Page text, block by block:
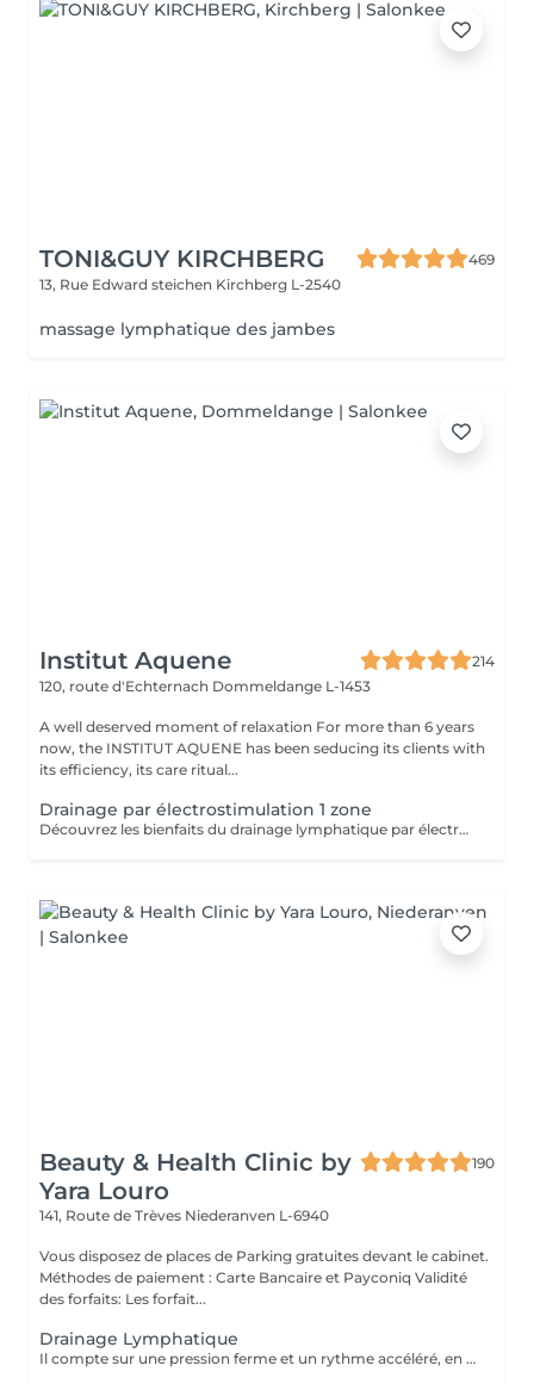
TONI&GUY KIRCHBERG
469
13, Rue Edward steichen Kirchberg L-2540
massage lymphatique des jambes
Institut Aquene
214
120, route d'Echternach Dommeldange L-1453
A well deserved moment of relaxation For more than 6 years
now, the INSTITUT AQUENE has been seducing its clients with
its efficiency, its care ritual...
Drainage par électrostimulation 1 zone
Découvrez les bienfaits du drainage lymphatique par électrostimulation, une méthode innovante qui: - stimule la circulation lymphatique, - réduit les gonflements, - améliore la détoxification du corps et -favorise une sensation de légèreté. Idéal pour améliorer le bien-être et optimiser la perte de poids. Sans douleur, venez profitez d'un moment de détente bien mérité, tout en stimulant de l'intérieur votre corps et perdant des calories. 1 zone correspond au : ventre ou cuisses (les 2) ou bras.
Beauty & Health Clinic by
Yara Louro
190
141, Route de Trèves Niederanven L-6940
Vous disposez de places de Parking gratuites devant le cabinet.
Méthodes de paiement : Carte Bancaire et Payconiq Validité
des forfaits: Les forfait...
Drainage Lymphatique
Il compte sur une pression ferme et un rythme accéléré, en plus de pompages et des manuvres exclusives qui permettent des résultats immédiats. Cette technique réduit les oedèmes, active la circulation sanguine et potentialise un réseau complexe de vaisseaux où passent les fluides corporels, réduisant ainsi la tant redoutée cellulite. Le résultat est un corps moins gonflé et galbé avec un métabolisme plus accéléré et, donc, une sensation de bien-être.